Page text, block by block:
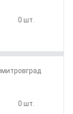
0 шт.
0 шт.